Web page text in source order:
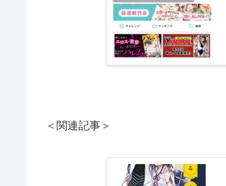
＜関連記事＞